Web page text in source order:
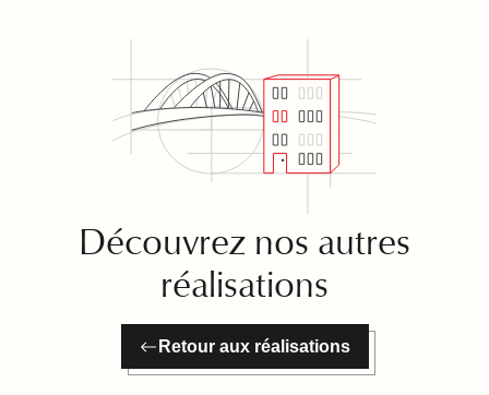
Découvrez nos autres
réalisations
Retour aux réalisations